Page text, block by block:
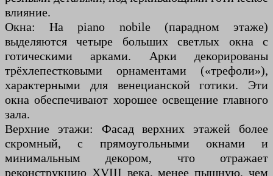
влияние.
Окна: На piano nobile (парадном этаже)
выделяются четыре больших светлых окна с
готическими арками. Арки декорированы
трёхлепестковыми орнаментами («трефоли»),
характерными для венецианской готики. Эти
окна обеспечивают хорошее освещение главного
зала.
Верхние этажи: Фасад верхних этажей более
скромный, с прямоугольными окнами и
минимальным декором, что отражает
реконструкцию XVIII века, менее пышную, чем